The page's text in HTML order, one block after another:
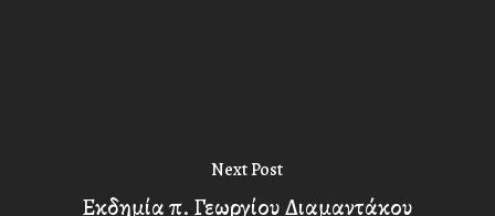
Next Post
Εκδημία π. Γεωργίου Διαμαντάκου